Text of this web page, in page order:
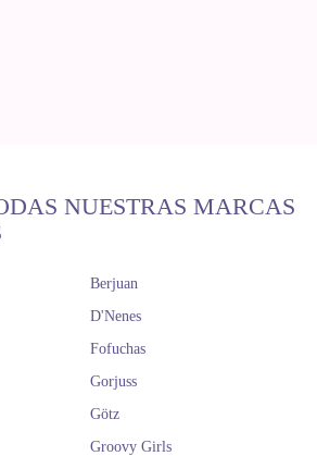
NUESTRAS MARCAS
Berjuan
D'Nenes
Fofuchas
Gorjuss
Götz
Groovy Girls